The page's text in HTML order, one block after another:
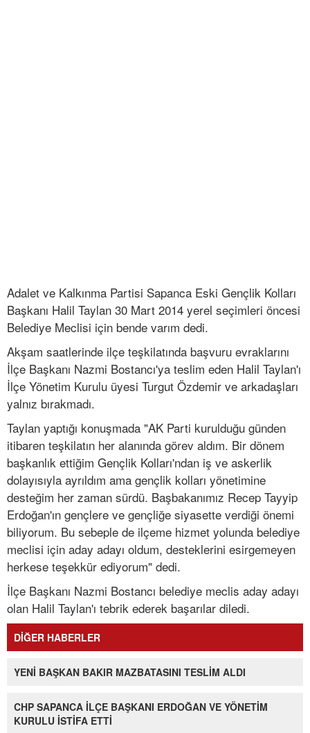
Adalet ve Kalkınma Partisi Sapanca Eski Gençlik Kolları
Başkanı Halil Taylan 30 Mart 2014 yerel seçimleri öncesi
Belediye Meclisi için bende varım dedi.
Akşam saatlerinde ilçe teşkilatında başvuru evraklarını
İlçe Başkanı Nazmi Bostancı'ya teslim eden Halil Taylan'ı
İlçe Yönetim Kurulu üyesi Turgut Özdemir ve arkadaşları
yalnız bırakmadı.
Taylan yaptığı konuşmada "AK Parti kurulduğu günden
itibaren teşkilatın her alanında görev aldım. Bir dönem
başkanlık ettiğim Gençlik Kolları'ndan iş ve askerlik
dolayısıyla ayrıldım ama gençlik kolları yönetimine
desteğim her zaman sürdü. Başbakanımız Recep Tayyip
Erdoğan'ın gençlere ve gençliğe siyasette verdiği önemi
biliyorum. Bu sebeple de ilçeme hizmet yolunda belediye
meclisi için aday adayı oldum, desteklerini esirgemeyen
herkese teşekkür ediyorum" dedi.
İlçe Başkanı Nazmi Bostancı belediye meclis aday adayı
olan Halil Taylan'ı tebrik ederek başarılar diledi.
DİĞER HABERLER
YENİ BAŞKAN BAKIR MAZBATASINI TESLİM ALDI
CHP SAPANCA İLÇE BAŞKANI ERDOĞAN VE YÖNETİM
KURULU İSTİFA ETTİ